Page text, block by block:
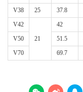
V38
25 37.8
V42
21
42
V50
51.5
V70
69.7